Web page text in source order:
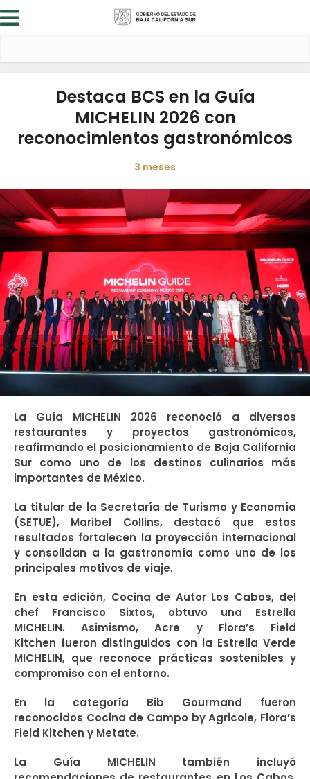
Destaca BCS en la Guía
MICHELIN 2026 con
reconocimientos gastronómicos
3 meses
La Guía MICHELIN 2026 reconoció a diversos
restaurantes y proyectos gastronómicos,
reafirmando el posicionamiento de Baja California
Sur como uno de los destinos culinarios más
importantes de México.
La titular de la Secretaría de Turismo y Economía
(SETUE), Maribel Collins, destacó que estos
resultados fortalecen la proyección internacional
y consolidan a la gastronomía como uno de los
principales motivos de viaje.
En esta edición, Cocina de Autor Los Cabos, del
chef Francisco Sixtos, obtuvo una Estrella
MICHELIN. Asimismo, Acre y Flora’s Field
Kitchen fueron distinguidos con la Estrella Verde
MICHELIN, que reconoce prácticas sostenibles y
compromiso con el entorno.
En la categoría Bib Gourmand fueron
reconocidos Cocina de Campo by Agricole, Flora’s
Field Kitchen y Metate.
La Guía MICHELIN también incluyó